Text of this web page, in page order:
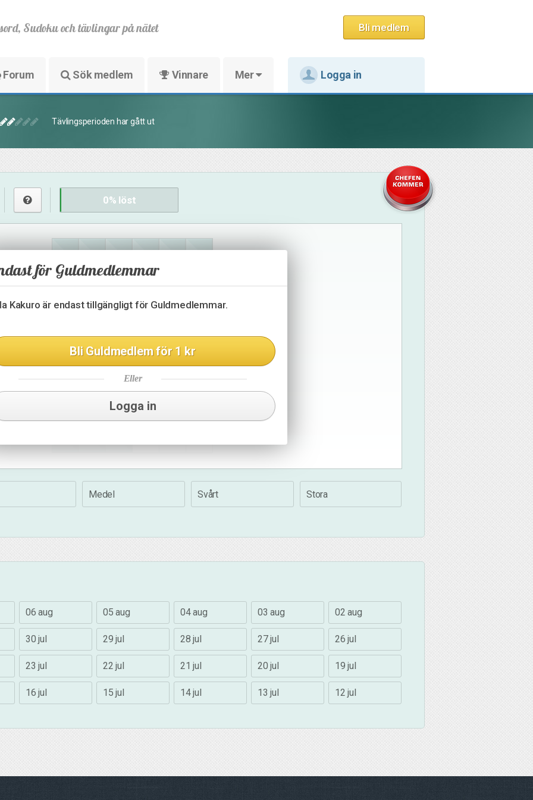
Bli medlem
Sudoku och tävlingar på nätet
Forum Sök medlem Vinnare Mer Logga in
Tävlingsperioden har gått ut
0% löst
för Guldmedlemmar
Kakuro är endast tillgängligt för Guldmedlemmar.
Bli Guldmedlem för 1 kr
Eller
Logga in
24
9
3
8
3
9
3
17
6
16
Medel Svårt Stora
06 aug 05 aug 04 aug 03 aug 02 aug
30 jul 29 jul 28 jul 27 jul 26 jul
23 jul 22 jul 21 jul 20 jul 19 jul
16 jul 15 jul 14 jul 13 jul 12 jul